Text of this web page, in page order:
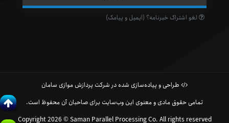
لغو اشتراک خبرنامه؟ (ایمیل و پیامک)
طراحی و پیاده‌سازی شده در شرکت پردازش موازی سامان
تمامی حقوق مادی و معنوی این وب‌سایت برای صاحبان آن محفوظ است.
Copyright 2026 © Saman Parallel Processing Co. All rights reserved